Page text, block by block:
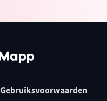
Gebruiksvoorwaarden